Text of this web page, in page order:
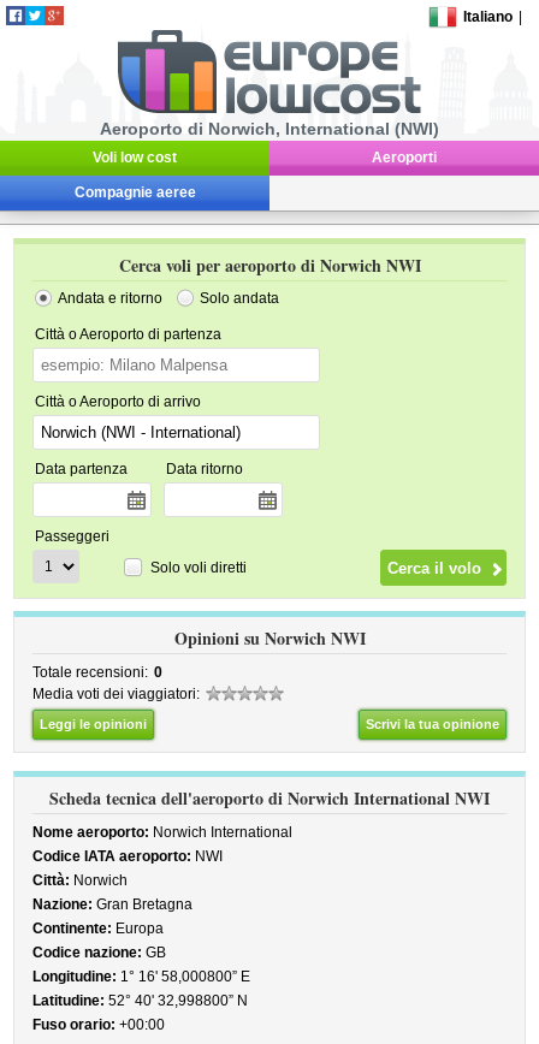
Italiano
Aeroporto di Norwich, International (NWI)
Voli low cost Aeroporti
Compagnie aeree
Cerca voli per aeroporto di Norwich NWI
Andata e ritorno Solo andata
Città o Aeroporto di partenza
Città o Aeroporto di arrivo
Data partenza Data ritorno
Passeggeri
Solo voli diretti
Opinioni su Norwich NWI
Totale recensioni: 0
Media voti dei viaggiatori:
Leggi le opinioni Scrivi la tua opinione
Scheda tecnica dell'aeroporto di Norwich International NWI
Nome aeroporto: Norwich International
Codice IATA aeroporto: NWI
Città: Norwich
Nazione: Gran Bretagna
Continente: Europa
Codice nazione: GB
Longitudine: 1° 16' 58,000800” E
Latitudine: 52° 40' 32,998800” N
Fuso orario: +00:00